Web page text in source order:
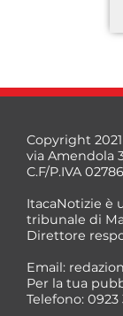
*
Copyright
via Amendola
C.F/P.IVA
ItacaNotizie è
tribunale di
Direttore
Email:
Per la tua
Telefono: 0923